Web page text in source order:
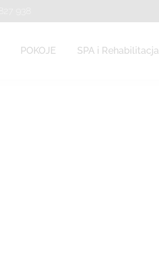
POKOJE SPA i Rehabilitacja
POKOJE SPA i Rehabilitacja